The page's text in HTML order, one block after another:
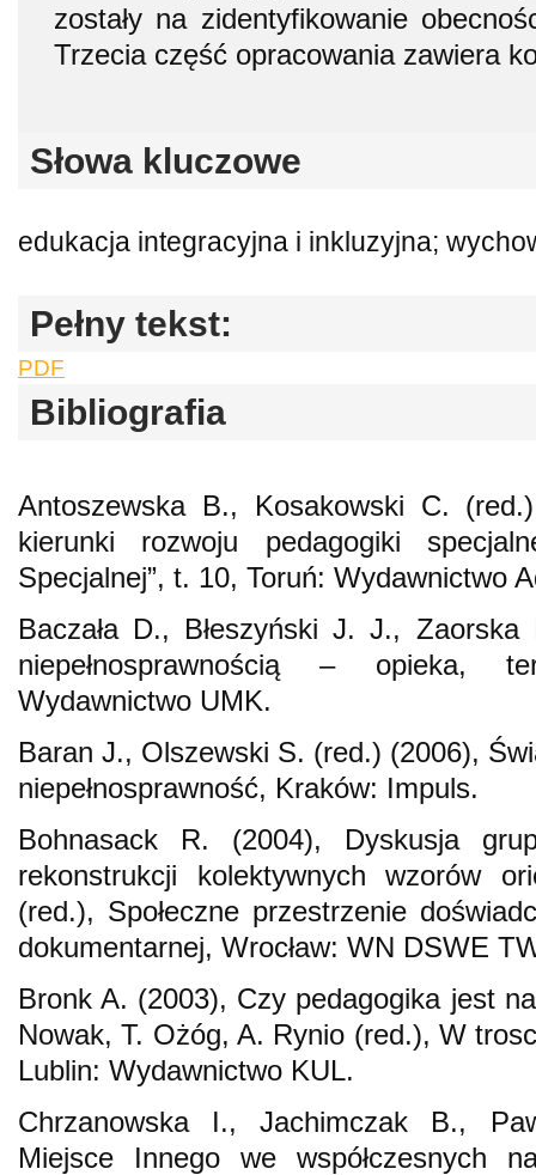
zostały na zidentyfikowanie
Trzecia część opracowania zawiera
Słowa kluczowe
edukacja integracyjna i inkluzyjna;
Pełny tekst:
PDF
Bibliografia
Antoszewska B., Kosakowski C.
kierunki rozwoju pedagogiki
Specjalnej”, t. 10, Toruń: Wydawnictwo
Baczała D., Błeszyński J. J.,
niepełnosprawnością – opieka,
Wydawnictwo UMK.
Baran J., Olszewski S. (red.) (2006),
niepełnosprawność, Kraków: Impuls.
Bohnasack R. (2004), Dyskusja
rekonstrukcji kolektywnych wzorów
(red.), Społeczne przestrzenie
dokumentarnej, Wrocław: WN DSWE
Bronk A. (2003), Czy pedagogika jest
Nowak, T. Ożóg, A. Rynio (red.), W
Lublin: Wydawnictwo KUL.
Chrzanowska I., Jachimczak B.,
Miejsce Innego we współczesnych